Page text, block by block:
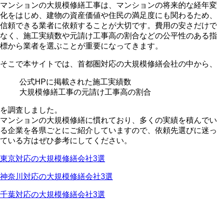
マンションの大規模修繕工事は、マンションの将来的な経年変
化をはじめ、建物の資産価値や住民の満足度にも関わるため、
信頼できる業者に依頼することが大切です。費用の安さだけで
なく、施工実績数や元請け工事高の割合などの公平性のある指
標から業者を選ぶことが重要になってきます。
そこで本サイトでは、首都圏対応の大規模修繕会社の中から、
公式HPに掲載された施工実績数
大規模修繕工事の元請け工事高の割合
を調査しました。
マンションの大規模修繕に慣れており、多くの実績を積んでい
る企業を各県ごとにご紹介していますので、依頼先選びに迷っ
ている方はぜひ参考にしてください。
東京対応の大規模修繕会社3選
神奈川対応の大規模修繕会社3選
千葉対応の大規模修繕会社3選